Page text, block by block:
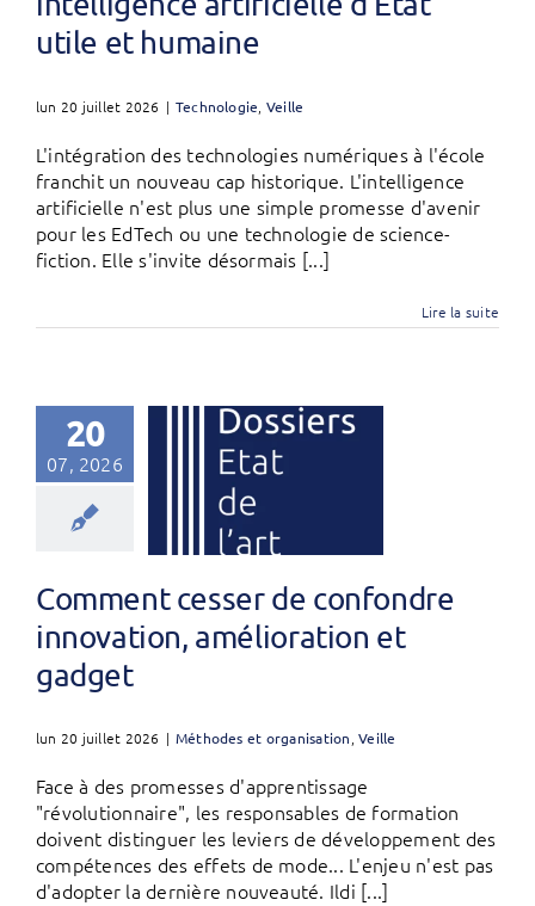
utile et humaine
lun 20 juillet 2026 | Technologie, Veille
L'intégration des technologies numériques à l'école
franchit un nouveau cap historique. L'intelligence
artificielle n'est plus une simple promesse d'avenir
pour les EdTech ou une technologie de science-
fiction. Elle s'invite désormais [...]
Lire la suite
20
07, 2026
Comment cesser de confondre
innovation, amélioration et
gadget
lun 20 juillet 2026 | Méthodes et organisation,Veille
Face à des promesses d'apprentissage
"révolutionnaire", les responsables de formation
doivent distinguer les leviers de développement des
compétences des effets de mode... L'enjeu n'est pas
d'adopter la dernière nouveauté. Ildi [...]